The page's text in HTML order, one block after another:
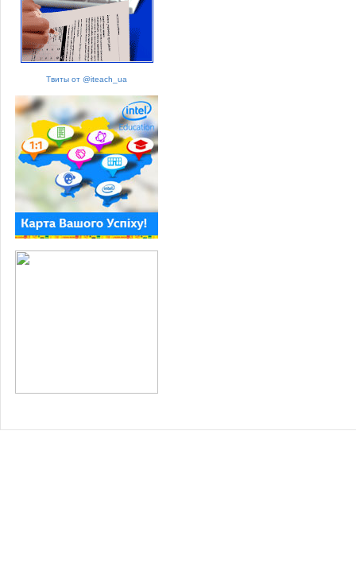
Твиты от @iteach_ua